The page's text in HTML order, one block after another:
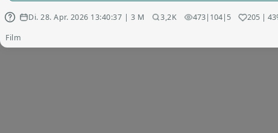
Di. 28. Apr. 2026 13:40:37 | 3 M 3,2K 473| 104| 5 205 |
Film